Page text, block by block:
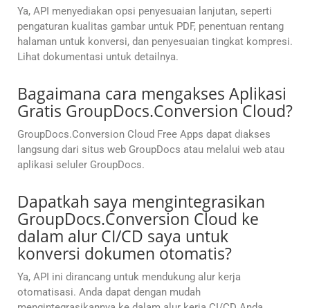
Ya, API menyediakan opsi penyesuaian lanjutan, seperti
pengaturan kualitas gambar untuk PDF, penentuan rentang
halaman untuk konversi, dan penyesuaian tingkat kompresi.
Lihat dokumentasi untuk detailnya.
Bagaimana cara mengakses Aplikasi
Gratis GroupDocs.Conversion Cloud?
GroupDocs.Conversion Cloud Free Apps dapat diakses
langsung dari situs web GroupDocs atau melalui web atau
aplikasi seluler GroupDocs.
Dapatkah saya mengintegrasikan
GroupDocs.Conversion Cloud ke
dalam alur CI/CD saya untuk
konversi dokumen otomatis?
Ya, API ini dirancang untuk mendukung alur kerja
otomatisasi. Anda dapat dengan mudah